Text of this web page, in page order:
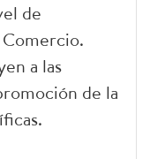
de
a las
de la